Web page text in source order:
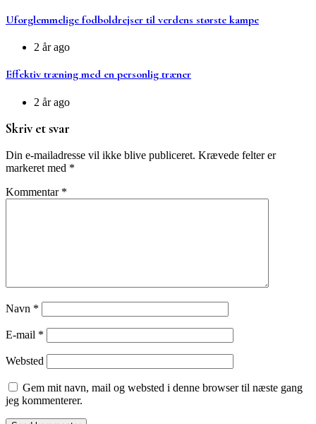
Uforglemmelige fodboldrejser til verdens største kampe
2 år ago
Effektiv træning med en personlig træner
2 år ago
Skriv et svar
Din e-mailadresse vil ikke blive publiceret. Krævede felter er
markeret med *
Kommentar *
Navn *
E-mail *
Websted
Gem mit navn, mail og websted i denne browser til næste gang
jeg kommenterer.